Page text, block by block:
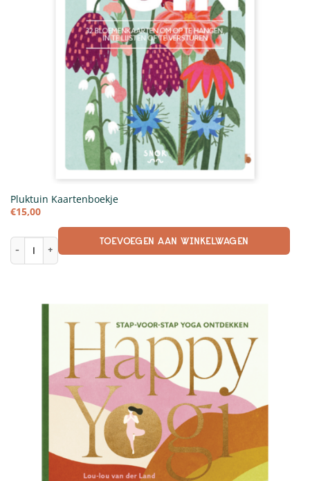
Pluktuin Kaartenboekje
€15,00
Pluktuin Kaartenboekje aantalTOEVOEGEN AAN WINKELWAGEN